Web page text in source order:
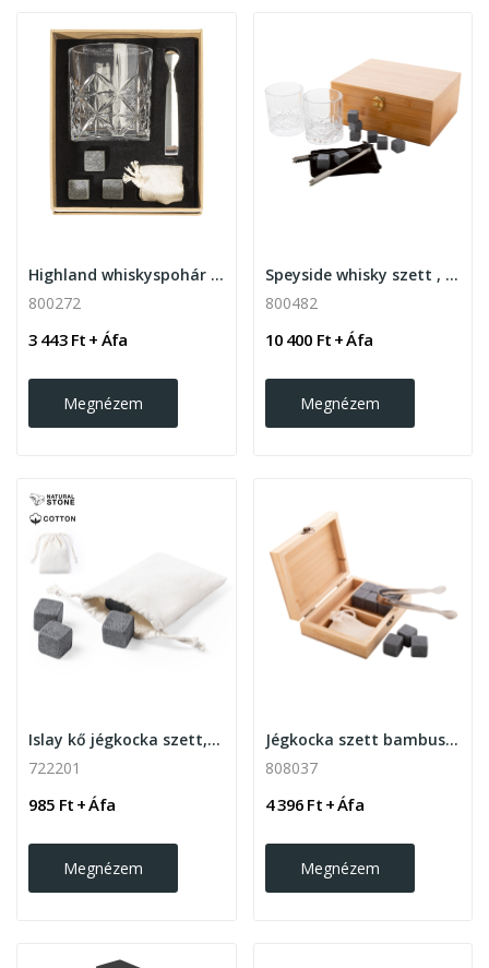
Highland whiskyspohár szett
800272
3 443 Ft + Áfa
Megnézem
Speyside whisky szett , natúr
800482
10 400 Ft + Áfa
Megnézem
Islay kő jégkocka szett, natúr
722201
985 Ft + Áfa
Megnézem
Jégkocka szett bambusz dobozban
808037
4 396 Ft + Áfa
Megnézem